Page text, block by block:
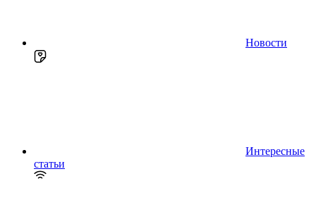
Новости
Интересные
статьи